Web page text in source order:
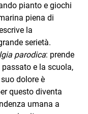
pianto e giochi
piena di
la
serietà.
parodica: prende
e la scuola,
dolore è
questo diventa
umana a